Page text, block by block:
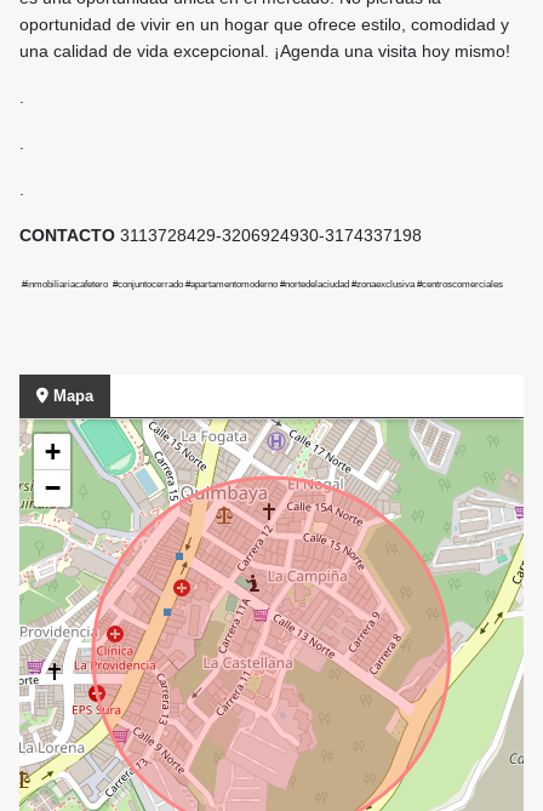
oportunidad de vivir en un hogar que ofrece estilo, comodidad y
una calidad de vida excepcional. ¡Agenda una visita hoy mismo!
CONTACTO 3113728429-3206924930-3174337198
#inmobiliariacafetero #conjuntocerrado #apartamentomoderno #nortedelaciudad #zonaexclusiva #centroscomerciales
Mapa
+
−